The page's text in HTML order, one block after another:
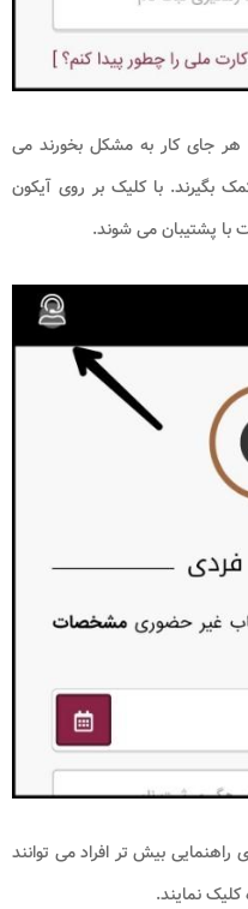
هر جای کار به مشکل بخورند می
بگیرند. با کلیک بر روی آیکون
با پشتیبان می شوند.
راهنمایی بیش تر افراد می توانند
نمایند.